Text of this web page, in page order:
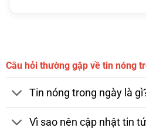
Câu hỏi thường gặp về tin nóng
Tin nóng trong ngày là
Vì sao nên cập nhật tin